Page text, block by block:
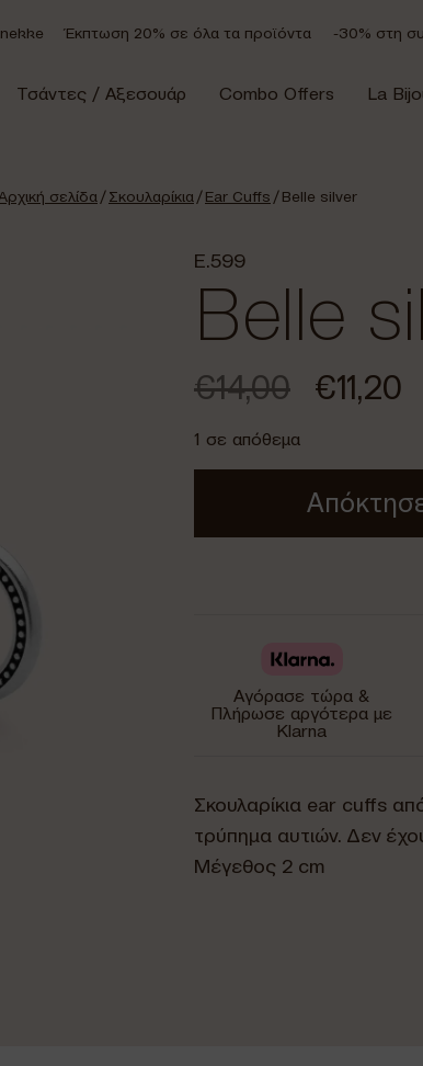
Έκπτωση 20% σε όλα τα προϊόντα -30% στη
Τσάντες / Αξεσουάρ Combo Offers La
σελίδα/Σκουλαρίκια/Ear Cuffs / Belle silver
E.599
Belle
€14,00 €11,20
1 σε απόθεμα
Αγόρασε τώρα &
Πλήρωσε αργότερα με
Klarna
Σκουλαρίκια ear cuffs
τρύπημα αυτιών. Δεν
Μέγεθος 2 cm